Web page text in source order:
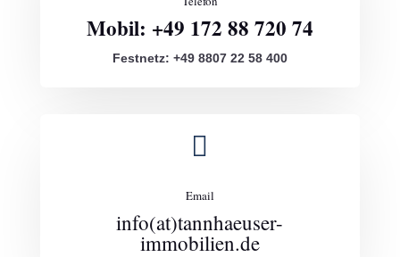
Mobil: +49 172 88 720 74
Festnetz: +49 8807 22 58 400

Email
info(at)tannhaeuser-
immobilien.de